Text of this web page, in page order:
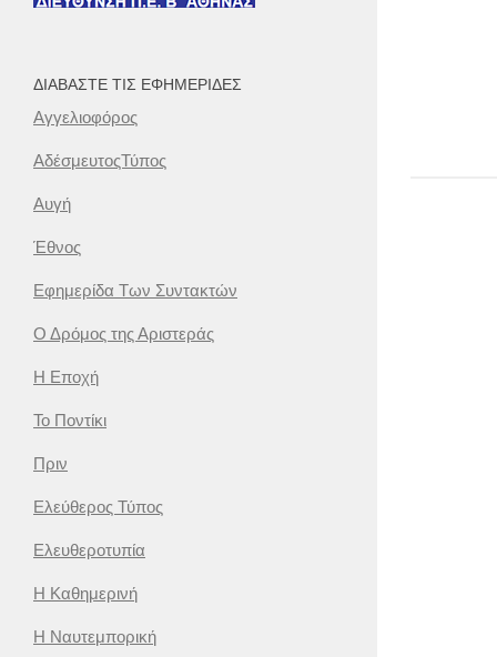
ΔΙΑΒΆΣΤΕ ΤΙΣ ΕΦΗΜΕΡΊΔΕΣ
Αγγελιοφόρος
ΑδέσμευτοςΤύπος
Αυγή
Έθνος
Εφημερίδα Των Συντακτών
Ο Δρόμος της Αριστεράς
Η Εποχή
Το Ποντίκι
Πριν
Ελεύθερος Τύπος
Ελευθεροτυπία
Η Καθημερινή
Η Ναυτεμπορική